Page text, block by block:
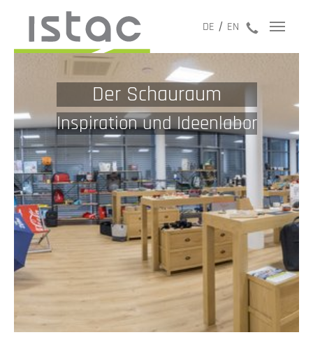
jetzt
DE EN
Mehr als ein Logistikzentrum
moderne IT, automatisierte
Abläufe